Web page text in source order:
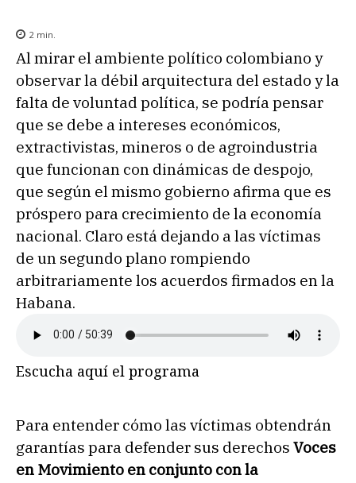
2 min.
Al mirar el ambiente político colombiano y
observar la débil arquitectura del estado y la
falta de voluntad política, se podría pensar
que se debe a intereses económicos,
extractivistas, mineros o de agroindustria
que funcionan con dinámicas de despojo,
que según el mismo gobierno afirma que es
próspero para crecimiento de la economía
nacional. Claro está dejando a las víctimas
de un segundo plano rompiendo
arbitrariamente los acuerdos firmados en la
Habana.
Escucha aquí el programa
Para entender cómo las víctimas obtendrán
garantías para defender sus derechos Voces
en Movimiento en conjunto con la